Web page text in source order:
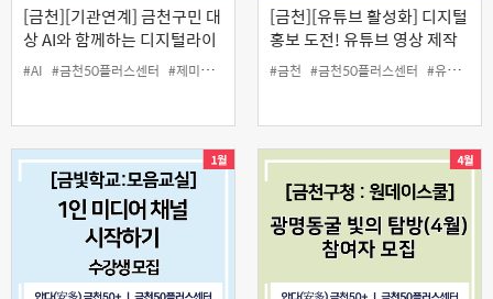
[금천][기관연계] 금천구민 대
상 AI와 함께하는 디지털라이
프
#AI #금천50플러스센터 #제미나이 #중장년 #챗지피티
[금천][유튜브 활성화] 디지털
홍보 도전! 유튜브 영상 제작
A to Z(무료 강좌)
#금천 #금천50플러스센터 #유튜브 촬영